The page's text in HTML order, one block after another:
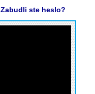
Zabudli ste heslo?